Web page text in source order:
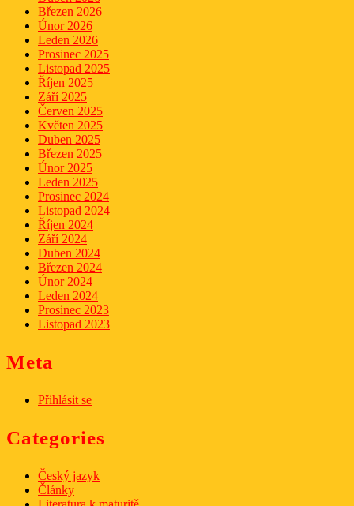
Březen 2026
Únor 2026
Leden 2026
Prosinec 2025
Listopad 2025
Říjen 2025
Září 2025
Červen 2025
Květen 2025
Duben 2025
Březen 2025
Únor 2025
Leden 2025
Prosinec 2024
Listopad 2024
Říjen 2024
Září 2024
Duben 2024
Březen 2024
Únor 2024
Leden 2024
Prosinec 2023
Listopad 2023
Meta
Přihlásit se
Categories
Český jazyk
Články